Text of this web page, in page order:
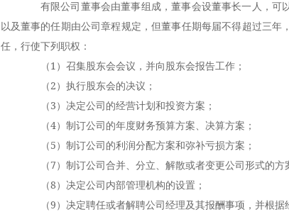
有限公司董事会由董事组成，董事会设董事长一人，可
以及董事的任期由公司章程规定，但董事任期每届不得超过三
任，行使下列职权：
（1）召集股东会会议，并向股东会报告工作；
（2）执行股东会的决议；
（3）决定公司的经营计划和投资方案；
（4）制订公司的年度财务预算方案、决算方案；
（5）制订公司的利润分配方案和弥补亏损方案；
（7）制订公司合并、分立、解散或者变更公司形式的方
（8）决定公司内部管理机构的设置；
（9）决定聘任或者解聘公司经理及其报酬事项，并根据